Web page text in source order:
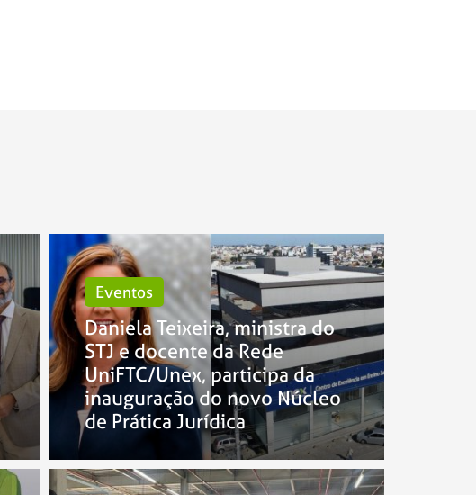
Eventos
Daniela Teixeira, ministra do
STJ e docente da Rede
UniFTC/Unex, participa da
inauguração do novo Núcleo
de Prática Jurídica